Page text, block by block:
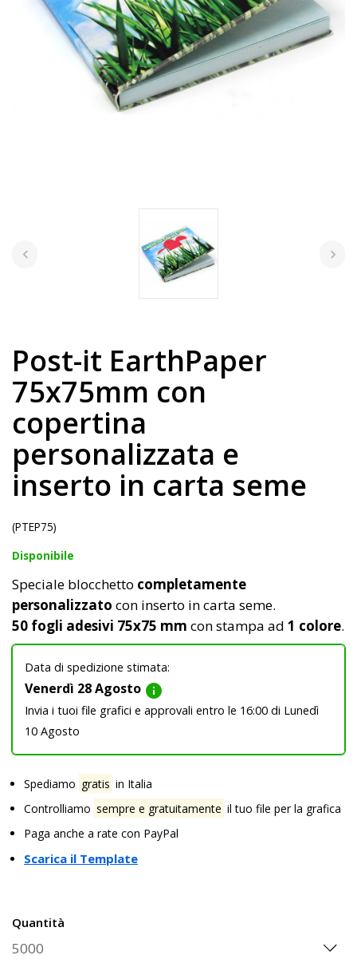
Post-it EarthPaper
75x75mm con
copertina
personalizzata e
inserto in carta seme
(PTEP75)
Disponibile
Speciale blocchetto completamente
personalizzato con inserto in carta seme.
50 fogli adesivi 75x75 mm con stampa ad 1 colore.
Data di spedizione stimata:
Venerdì 28 Agosto info
Invia i tuoi file grafici e approvali entro le 16:00 di Lunedì
10 Agosto
Spediamo gratis in Italia
Controlliamo sempre e gratuitamente il tuo file per la grafica
Paga anche a rate con PayPal
Scarica il Template
Quantità